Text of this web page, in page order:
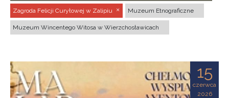
Zagroda Felicji Curyłowej w Zalipiu Muzeum Etnograficzne
Muzeum Wincentego Witosa w Wierzchosławicach
15
czerwca
2026